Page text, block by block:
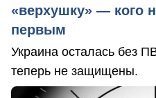
«верхушку» — кого
первым
Украина осталась без
теперь не защищены.